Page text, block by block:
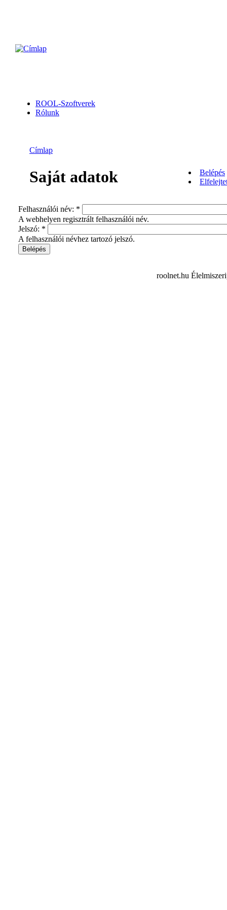
ROOL-Szoftverek
Rólunk
Címlap
Saját adatok
Belépés
Felhasználói név: *
A webhelyen regisztrált felhasználói név.
Jelszó: *
A felhasználói névhez tartozó jelszó.
roolnet.hu